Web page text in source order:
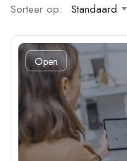
Sorteer op:
Standaard
Open